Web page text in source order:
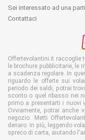
Sei interessato ad una
Contattaci
Offertevolantini.it raccoglie
le brochure pubblicitarie, le
a scadenza regolare. In
riguardo le offerte sui
periodo dei saldi, potrai
sconto o quel ribasso nei
primo a presentarti i nuovi
Ovviamente, potrai
negozio. Metti
denaro. In più, leggendo
spreco di carta, aiutando